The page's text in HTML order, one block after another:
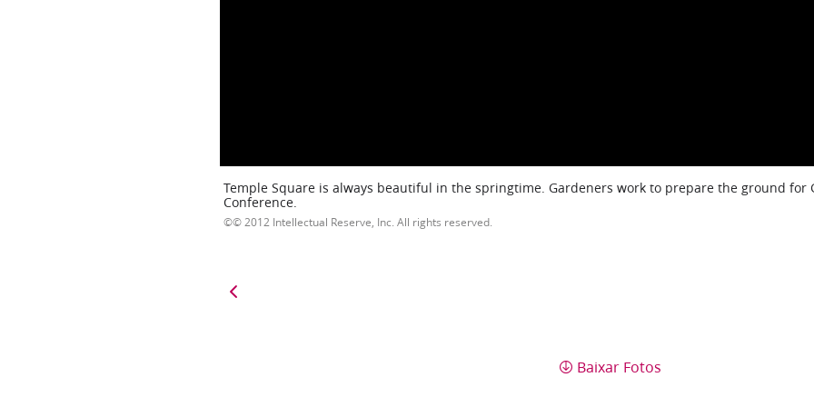
Temple Square is always beautiful in the springtime. Gardeners work to prepare the ground for
Conference.
© 2012 Intellectual Reserve, Inc. All rights reserved.
Baixar Fotos